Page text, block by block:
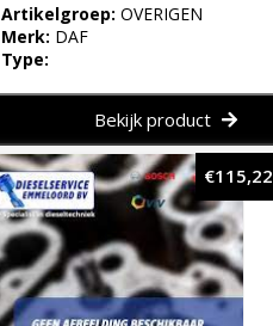
Artikelgroep:OVERIGEN
Merk: DAF
Type:
Bekijk product
€115,22